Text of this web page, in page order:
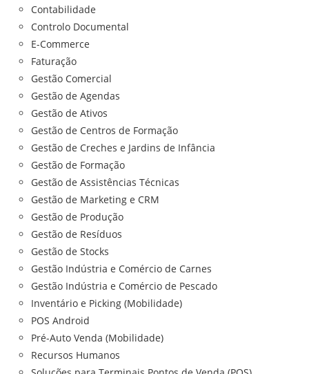
Contabilidade
Controlo Documental
E-Commerce
Faturação
Gestão Comercial
Gestão de Agendas
Gestão de Ativos
Gestão de Centros de Formação
Gestão de Creches e Jardins de Infância
Gestão de Formação
Gestão de Assistências Técnicas
Gestão de Marketing e CRM
Gestão de Produção
Gestão de Resíduos
Gestão de Stocks
Gestão Indústria e Comércio de Carnes
Gestão Indústria e Comércio de Pescado
Inventário e Picking (Mobilidade)
POS Android
Pré-Auto Venda (Mobilidade)
Recursos Humanos